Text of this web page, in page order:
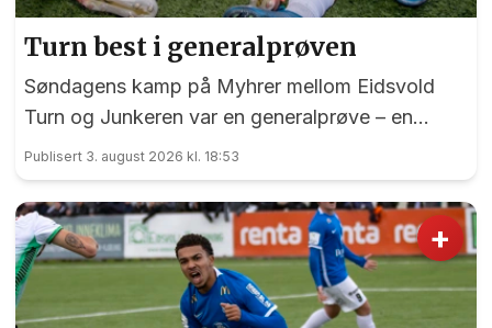
Turn best i generalprøven
Søndagens kamp på Myhrer mellom Eidsvold
Turn og Junkeren var en generalprøve – en
generalprøve før kommende helgs toppkamp på
Myhrer mellom Turn og Levanger.
Publisert 3. august 2026 kl. 18:53
+